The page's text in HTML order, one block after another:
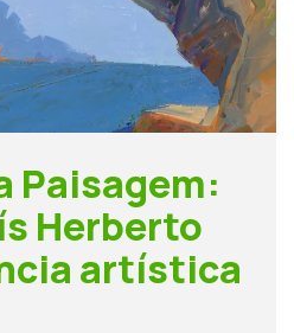
Paisagem:
Herberto
artística